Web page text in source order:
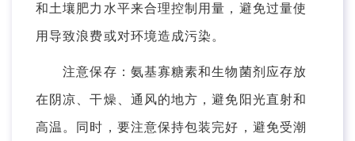
和土壤肥力水平来合理控制用量，避免过量使
用导致浪费或对环境造成污染。
注意保存：氨基寡糖素和生物菌剂应存放
在阴凉、干燥、通风的地方，避免阳光直射和
高温。同时，要注意保持包装完好，避免受潮